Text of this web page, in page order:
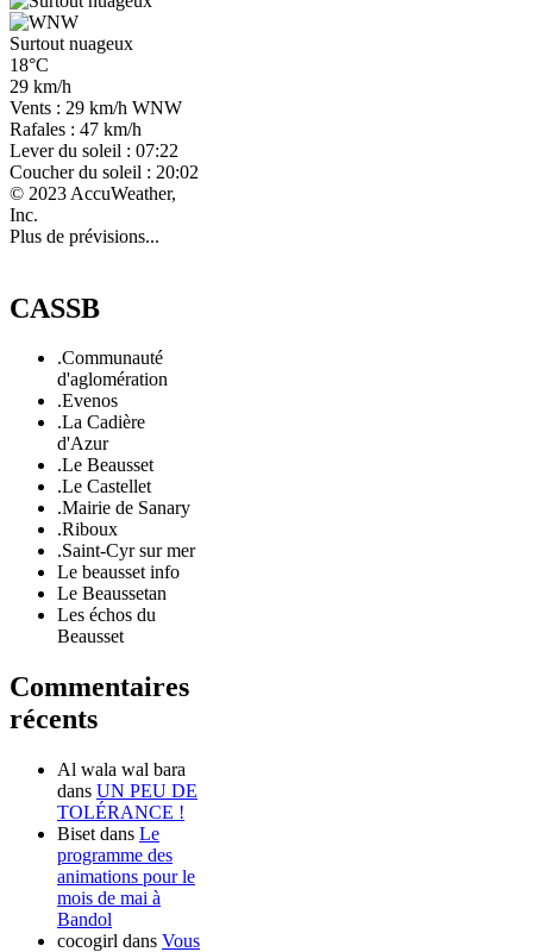
Surtout nuageux
18°C
29 km/h
Vents : 29 km/h WNW
Rafales : 47 km/h
Lever du soleil : 07:22
Coucher du soleil : 20:02
© 2023 AccuWeather,
Inc.
Plus de prévisions...
CASSB
.Communauté
d'aglomération
.Evenos
.La Cadière
d'Azur
.Le Beausset
.Le Castellet
.Mairie de Sanary
.Riboux
.Saint-Cyr sur mer
Le beausset info
Le Beaussetan
Les échos du
Beausset
Commentaires
récents
Al wala wal bara
dans UN PEU DE
TOLÉRANCE !
Biset dans Le
programme des
animations pour le
mois de mai à
Bandol
cocogirl dans Vous